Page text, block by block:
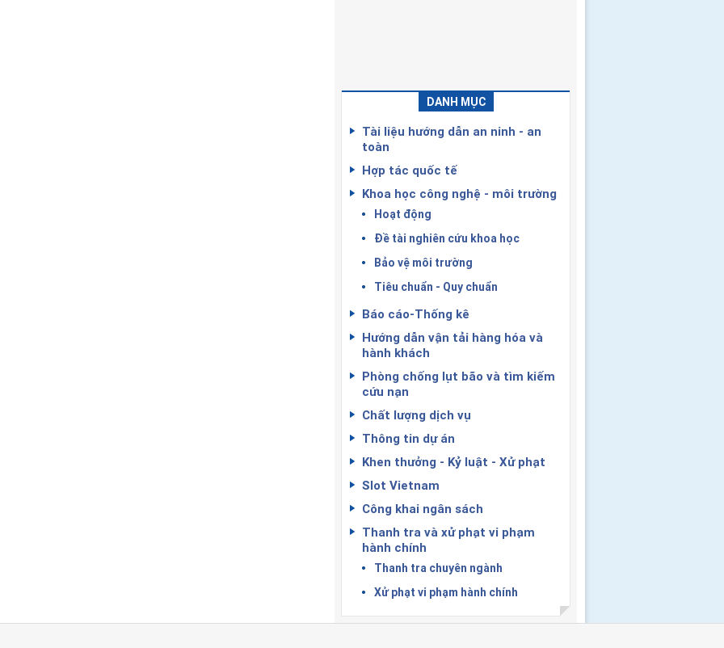
DANH MỤC
Tài liệu hướng dẫn an ninh - an
toàn
Hợp tác quốc tế
Khoa học công nghệ - môi trường
Hoạt động
Đề tài nghiên cứu khoa học
Bảo vệ môi trường
Tiêu chuẩn - Quy chuẩn
Báo cáo-Thống kê
Hướng dẫn vận tải hàng hóa và
hành khách
Phòng chống lụt bão và tìm kiếm
cứu nạn
Chất lượng dịch vụ
Thông tin dự án
Khen thưởng - Kỷ luật - Xử phạt
Slot Vietnam
Công khai ngân sách
Thanh tra và xử phạt vi phạm
hành chính
Thanh tra chuyên ngành
Xử phạt vi phạm hành chính